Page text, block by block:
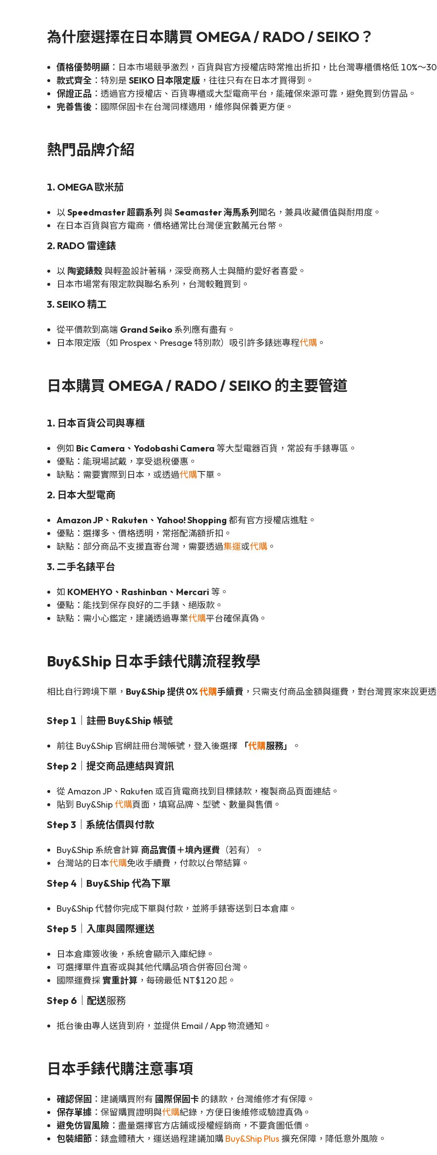
為什麼選擇在日本購買 OMEGA / RADO / SEIKO？
價格優勢明顯 ：日本市場競爭激烈，百貨與官方授權店時常推出折扣，比台灣專櫃價格低 10%～
款式齊全 ：特別是 SEIKO 日本限定版 ，往往只有在日本才買得到。
保證正品 ：透過官方授權店、百貨專櫃或大型電商平台，能確保來源可靠，避免買到仿冒品。
完善售後 ：國際保固卡在台灣同樣適用，維修與保養更方便。
熱門品牌介紹
1. OMEGA 歐米茄
以 Speedmaster 超霸系列 與Seamaster 海馬系列聞名，兼具收藏價值與耐用度。
在日本百貨與官方電商，價格通常比台灣便宜數萬元台幣。
2. RADO 雷達錶
以 陶瓷錶殼與輕盈設計著稱，深受商務人士與簡約愛好者喜愛。
日本市場常有限定款與聯名系列，台灣較難買到。
3. SEIKO 精工
從平價款到高端 Grand Seiko 系列應有盡有。
日本限定版（如 Prospex、Presage 特別款）吸引許多錶迷專程代購 。
日本購買 OMEGA / RADO / SEIKO 的主要管道
1. 日本百貨公司與專櫃
例如 Bic Camera、Yodobashi Camera 等大型電器百貨，常設有手錶專區。
優點：能現場試戴，享受退稅優惠。
缺點：需要實際到日本，或透過代購下單。
2. 日本大型電商
Amazon JP、Rakuten、Yahoo! Shopping 都有官方授權店進駐。
優點：選擇多、價格透明，常搭配滿額折扣。
缺點：部分商品不支援直寄台灣，需要透過集運或代購 。
3. 二手名錶平台
如 KOMEHYO、Rashinban、Mercari 等。
優點：能找到保存良好的二手錶、絕版款。
缺點：需小心鑑定，建議透過專業代購平台確保真偽。
Buy&Ship 日本手錶代購流程教學
相比自行跨境下單， Buy&Ship 提供 0%代購手續費 ，只需支付商品金額與運費，對台灣買家來說更
Step 1｜註冊 Buy&Ship 帳號
前往 Buy&Ship 官網註冊台灣帳號，登入後選擇 「代購服務」 。
Step 2｜提交商品連結與資訊
從 Amazon JP、Rakuten 或百貨電商找到目標錶款，複製商品頁面連結。
貼到 Buy&Ship代購頁面，填寫品牌、型號、數量與售價。
Step 3｜系統估價與付款
Buy&Ship 系統會計算 商品實價＋境內運費 （若有）。
台灣站的日本代購免收手續費，付款以台幣結算。
Step 4｜Buy&Ship 代為下單
Buy&Ship 代替你完成下單與付款，並將手錶寄送到日本倉庫。
Step 5｜入庫與國際運送
日本倉庫簽收後，系統會顯示入庫紀錄。
可選擇單件直寄或與其他代購品項合併寄回台灣。
國際運費採 實重計算 ，每磅最低 NT$120 起。
Step 6｜配送服務
抵台後由專人送貨到府，並提供 Email / App 物流通知。
日本手錶代購注意事項
確認保固 ：建議購買附有 國際保固卡 的錶款，台灣維修才有保障。
保存單據 ：保留購買證明與代購紀錄，方便日後維修或驗證真偽。
避免仿冒風險 ：盡量選擇官方店鋪或授權經銷商，不要貪圖低價。
包裝細節 ：錶盒體積大，運送過程建議加購 Buy&Ship Plus 擴充保障，降低意外風險。